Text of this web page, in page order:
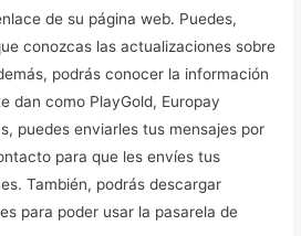
de su página web. Puedes,
conozcas las actualizaciones sobre
podrás conocer la información
dan como PlayGold, Europay
puedes enviarles tus mensajes por
para que les envíes tus
También, podrás descargar
para poder usar la pasarela de